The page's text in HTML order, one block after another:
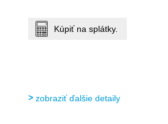
Kúpiť na splátky.
zobraziť ďalšie detaily